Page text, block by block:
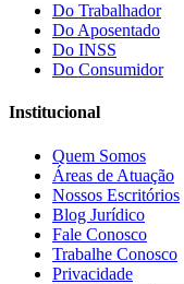
Do Trabalhador
Do Aposentado
Do INSS
Do Consumidor
Institucional
Quem Somos
Áreas de Atuação
Nossos Escritórios
Blog Jurídico
Fale Conosco
Trabalhe Conosco
Privacidade